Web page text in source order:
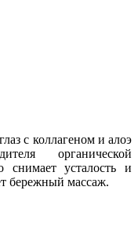
с коллагеном и алоэ
органической
снимает усталость и
бережный массаж.